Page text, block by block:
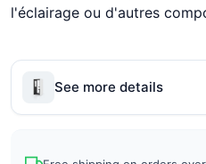
l'éclairage ou d'autres
See more details